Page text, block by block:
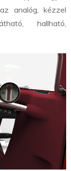
analóg, kézzel
hallható,